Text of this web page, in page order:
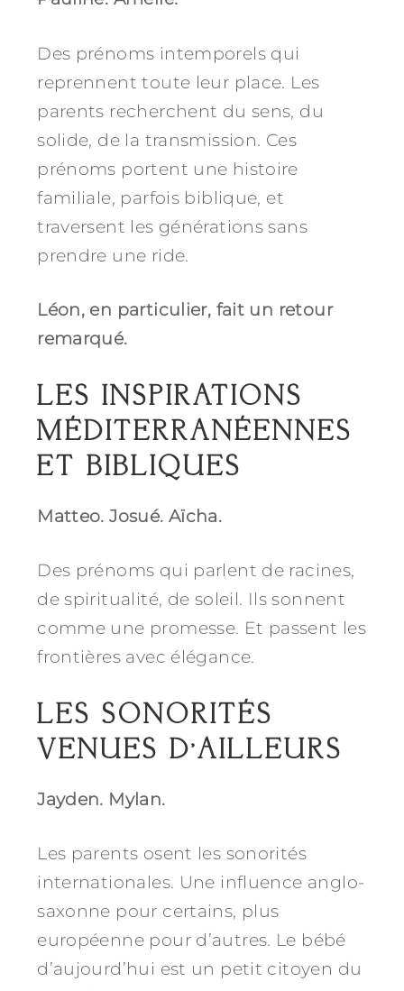
Des prénoms intemporels qui
reprennent toute leur place. Les
parents recherchent du sens, du
solide, de la transmission. Ces
prénoms portent une histoire
familiale, parfois biblique, et
traversent les générations sans
prendre une ride.
Léon, en particulier, fait un retour
remarqué.
LES INSPIRATIONS
MÉDITERRANÉENNES
ET BIBLIQUES
Matteo. Josué. Aïcha.
Des prénoms qui parlent de racines,
de spiritualité, de soleil. Ils sonnent
comme une promesse. Et passent les
frontières avec élégance.
LES SONORITÉS
VENUES D’AILLEURS
Jayden. Mylan.
Les parents osent les sonorités
internationales. Une influence anglo-
saxonne pour certains, plus
européenne pour d’autres. Le bébé
d’aujourd’hui est un petit citoyen du